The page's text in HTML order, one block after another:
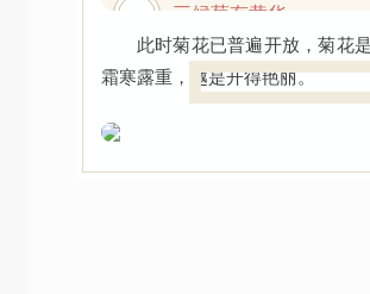
03
三候菊有黄华
此时菊花已普遍开放，菊花
霜寒露重，越是开得艳丽。